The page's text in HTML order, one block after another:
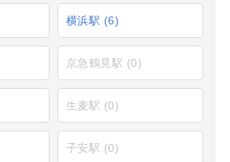
横浜駅 (6)
京急鶴見駅 (0)
生麦駅 (0)
子安駅 (0)